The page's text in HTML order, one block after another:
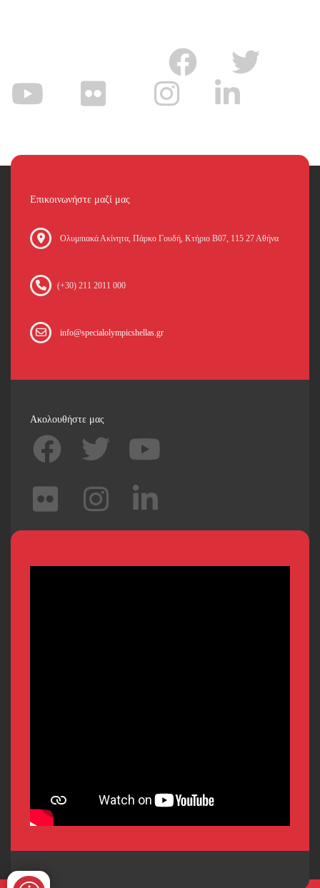
Επικοινωνήστε μαζί μας
Oλυμπιακά Ακίνητα, Πάρκο Γουδή, Κτήριο Β07, 115 27 Αθήνα
(+30) 211 2011 000
info@specialolympicshellas.gr
Ακολουθήστε μας